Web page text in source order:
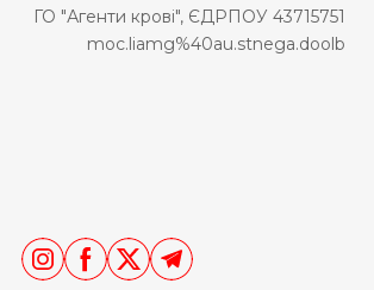
ГО "Агенти крові", ЄДРПОУ 43715751
moc.liamg%40au.stnega.doolb